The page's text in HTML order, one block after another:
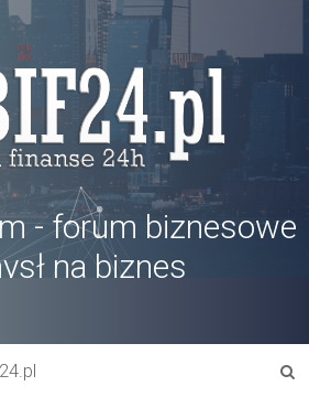
- forum biznesowe
na biznes